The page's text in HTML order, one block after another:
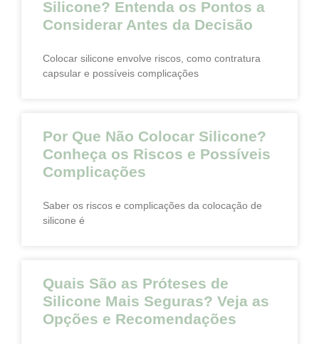
Silicone? Entenda os Pontos a
Considerar Antes da Decisão
Colocar silicone envolve riscos, como contratura
capsular e possíveis complicações
Por Que Não Colocar Silicone?
Conheça os Riscos e Possíveis
Complicações
Saber os riscos e complicações da colocação de
silicone é
Quais São as Próteses de
Silicone Mais Seguras? Veja as
Opções e Recomendações